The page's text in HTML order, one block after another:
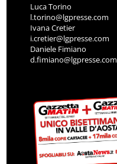
Luca Torino
l.torino@lgpresse.com
Ivana Cretier
i.cretier@lgpresse.com
Daniele Fimiano
d.fimiano@lgpresse.com